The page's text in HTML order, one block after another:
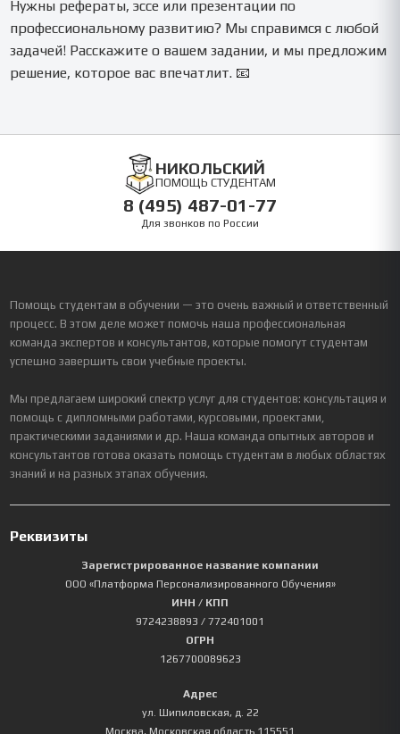
Нужны рефераты, эссе или презентации по
профессиональному развитию? Мы справимся с любой
задачей! Расскажите о вашем задании, и мы предложим
решение, которое вас впечатлит. 📧
НИКОЛЬСКИЙ
ПОМОЩЬ СТУДЕНТАМ
8 (495) 487-01-77
Для звонков по России
Помощь студентам в обучении — это очень важный и ответственный
процесс. В этом деле может помочь наша профессиональная
команда экспертов и консультантов, которые помогут студентам
успешно завершить свои учебные проекты.
Мы предлагаем широкий спектр услуг для студентов: консультация и
помощь с дипломными работами, курсовыми, проектами,
практическими заданиями и др. Наша команда опытных авторов и
консультантов готова оказать помощь студентам в любых областях
знаний и на разных этапах обучения.
Реквизиты
Зарегистрированное название компании
ООО «Платформа Персонализированного Обучения»
ИНН / КПП
9724238893 / 772401001
ОГРН
1267700089623
Адрес
ул. Шипиловская, д. 22
Москва, Московская область 115551